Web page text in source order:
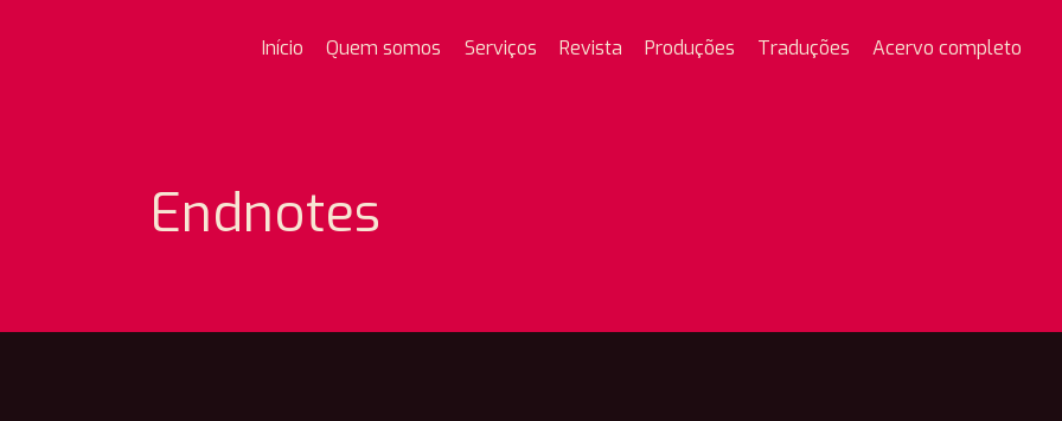
Início Quem somos Serviços Revista Produções Traduções Acervo completo
Endnotes